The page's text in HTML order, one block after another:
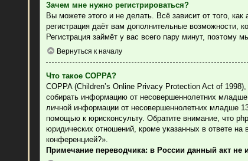
Зачем мне нужно регистрироваться?
Вы можете этого и не делать. Всё зависит от того,
регистрация даёт вам дополнительные возможности,
Регистрация займёт у вас всего пару минут, поэтому
Вернуться к началу
Что такое COPPA?
COPPA (Children’s Online Privacy Protection Act of
собирать информацию от несовершеннолетних
личной информации от несовершеннолетних младше
помощью к юрисконсульту. Обратите внимание, что
юридических отношений, кроме указанных в ответе
конференцией?».
Примечание переводчика: в России данный акт не